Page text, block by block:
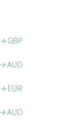
GBP
arrow_forwardAUD
arrow_forward EUR
arrow_forwardAUD